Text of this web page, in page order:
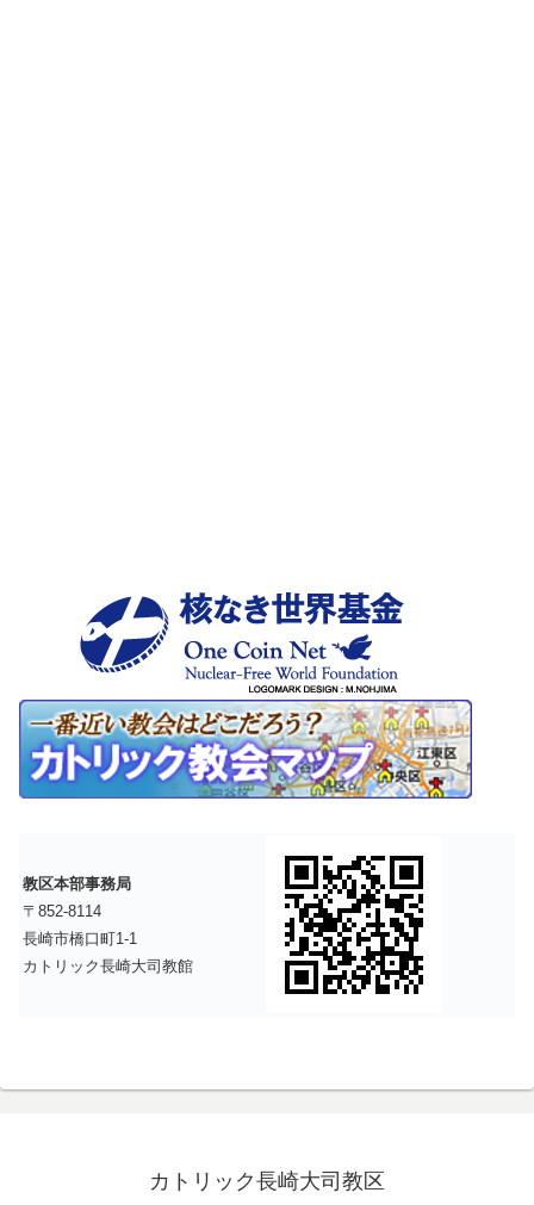
教区本部事務局
〒852-8114
長崎市橋口町1-1
カトリック長崎大司教館
カトリック長崎大司教区